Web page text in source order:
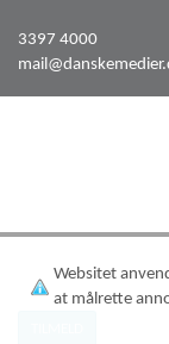
3397 4000
TILMELD
Websitet
at målrette